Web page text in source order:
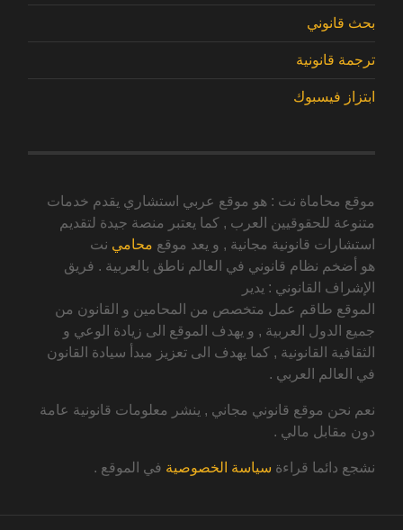
بحث قانوني
ترجمة قانونية
ابتزاز فيسبوك
موقع محاماة نت : هو موقع عربي استشاري يقدم خدمات
متنوعة للحقوقيين العرب , كما يعتبر منصة جيدة لتقديم
استشارات قانونية مجانية , و يعد موقع محامي نت
هو أضخم نظام قانوني في العالم ناطق بالعربية . فريق
الإشراف القانوني : يدير
الموقع طاقم عمل متخصص من المحامين و القانون من
جميع الدول العربية , و يهدف الموقع الى زيادة الوعي و
الثقافية القانونية , كما يهدف الى تعزيز مبدأ سيادة القانون
في العالم العربي .
نعم نحن موقع قانوني مجاني , ينشر معلومات قانونية عامة
دون مقابل مالي .
نشجع دائما قراءة سياسة الخصوصية في الموقع .